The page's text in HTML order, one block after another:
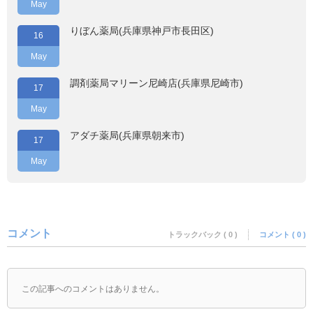
May
16
May
りぼん薬局(兵庫県神戸市長田区)
17
May
調剤薬局マリーン尼崎店(兵庫県尼崎市)
17
May
アダチ薬局(兵庫県朝来市)
コメント トラックバック ( 0 ) コメント ( 0 )
この記事へのコメントはありません。